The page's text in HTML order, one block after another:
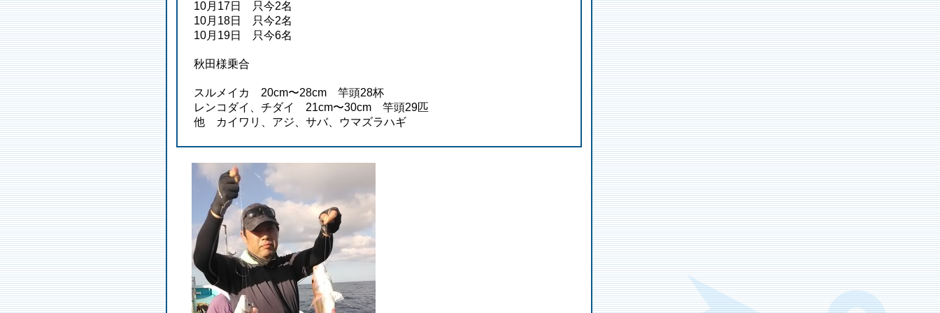
10月17日 只今2名
10月18日 只今2名
10月19日 只今6名
秋田様乗合
スルメイカ 20cm〜28cm 竿頭28杯
レンコダイ、チダイ 21cm〜30cm 竿頭29匹
他 カイワリ、アジ、サバ、ウマズラハギ